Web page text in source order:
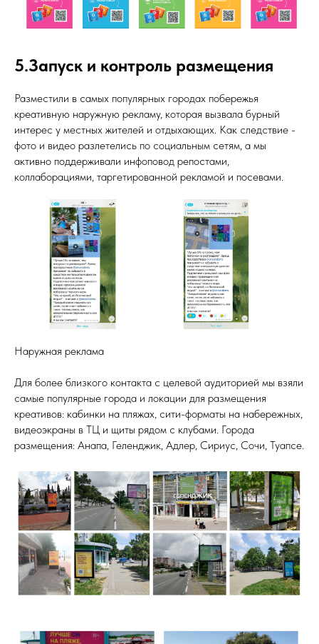
5.Запуск и контроль размещения
Разместили в самых популярных городах побережья
креативную наружную рекламу, которая вызвала бурный
интерес у местных жителей и отдыхающих. Как следствие -
фото и видео разлетелись по социальным сетям, а мы
активно поддерживали инфоповод репостами,
коллаборациями, таргетированной рекламой и посевами.
Наружная реклама
Для более близкого контакта с целевой аудиторией мы взяли
самые популярные города и локации для размещения
креативов: кабинки на пляжах, сити-форматы на набережных,
видеоэкраны в ТЦ и щиты рядом с клубами. Города
размещения: Анапа, Геленджик, Адлер, Сириус, Сочи, Туапсе.